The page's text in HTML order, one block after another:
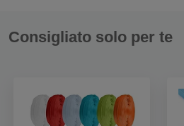
Consigliato solo per te